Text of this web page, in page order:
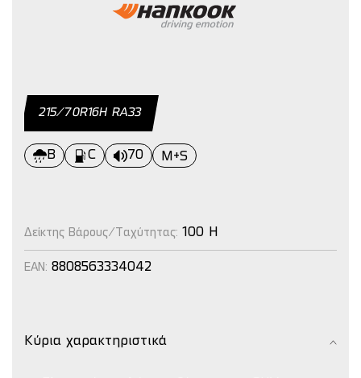
215/70R16H RΑ33
B C 70 M+S
Δείκτης Βάρους/Ταχύτητας: 100 H
EAN: 8808563334042
Κύρια χαρακτηριστικά